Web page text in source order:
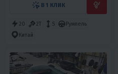
В 1 КЛИК
20 2T S
Румпель
Китай